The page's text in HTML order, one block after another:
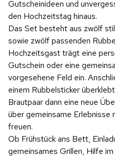
Gutscheinideen und
den Hochzeitstag hinaus.
Das Set besteht aus zwölf
sowie zwölf passenden
Hochzeitsgast trägt eine
Gutschein oder eine
vorgesehene Feld ein.
einem Rubbelsticker
Brautpaar dann eine neue
über gemeinsame Erlebnisse
freuen.
Ob Frühstück ans Bett,
gemeinsames Grillen, Hilfe